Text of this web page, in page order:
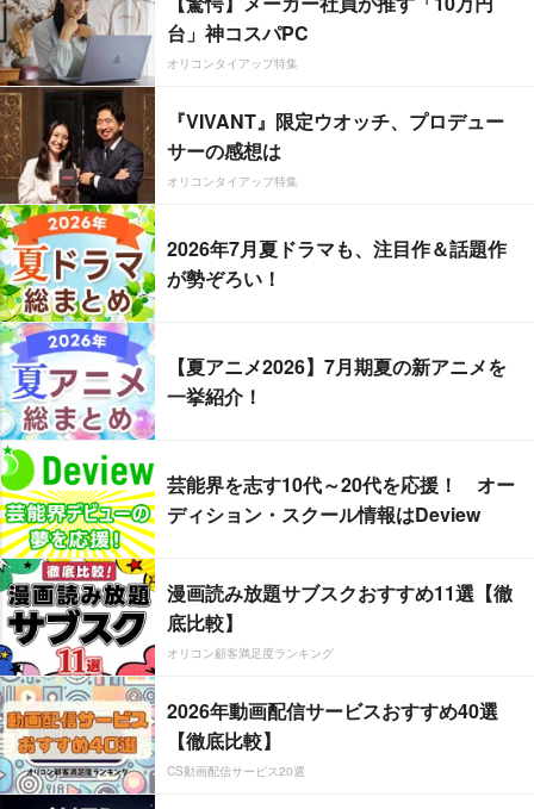
台」神コスパPC
オリコンタイアップ特集
『VIVANT』限定ウオッチ、プロデュー
サーの感想は
オリコンタイアップ特集
2026年7月夏ドラマも、注目作＆話題作
が勢ぞろい！
【夏アニメ2026】7月期夏の新アニメを
一挙紹介！
芸能界を志す10代～20代を応援！ オー
ディション・スクール情報はDeview
漫画読み放題サブスクおすすめ11選【徹
底比較】
オリコン顧客満足度ランキング
2026年動画配信サービスおすすめ40選
【徹底比較】
CS動画配信サービス20選